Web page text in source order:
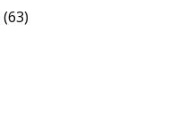
(63)